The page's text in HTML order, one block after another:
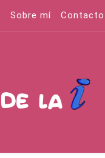
Sobre mí Contacto